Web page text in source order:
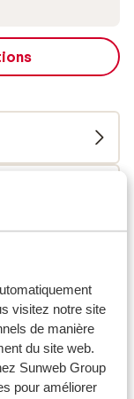
visitez notre site
de manière
du site web.
Sunweb Group
pour améliorer
aucun avis